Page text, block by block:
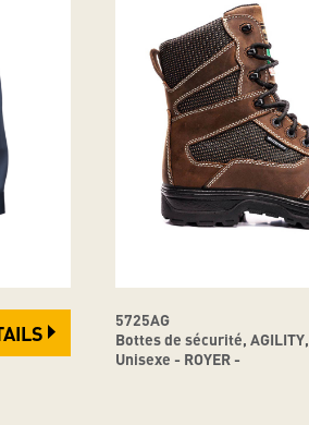
5725AG
Bottes de sécurité, AGILITY,
Unisexe - ROYER -